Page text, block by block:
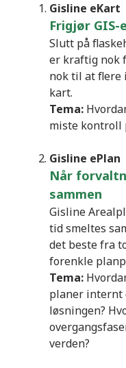
Gisline eKart
Frigjør
Slutt på
er kraftig nok
nok til at flere
kart.
Tema:
miste kontroll
Gisline ePlan
Når
sammen
Gisline
tid smeltes
det beste fra
forenkle
Tema:
planer internt
løsningen?
verden?